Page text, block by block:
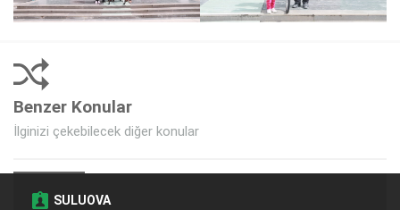
Benzer Konular
İlginizi çekebilecek diğer konular
SULUOVA